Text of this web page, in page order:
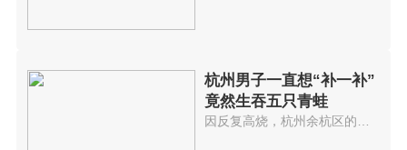
杭州男子一直想“补一补”
竟然生吞五只青蛙
因反复高烧，杭州余杭区的孙大伯...